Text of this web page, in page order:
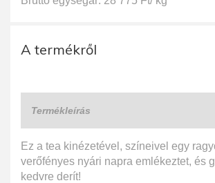
A termékről
Termékleírás
Ez a tea kinézetével, színeivel egy
verőfényes nyári napra emlékeztet, és
kedvre derít!